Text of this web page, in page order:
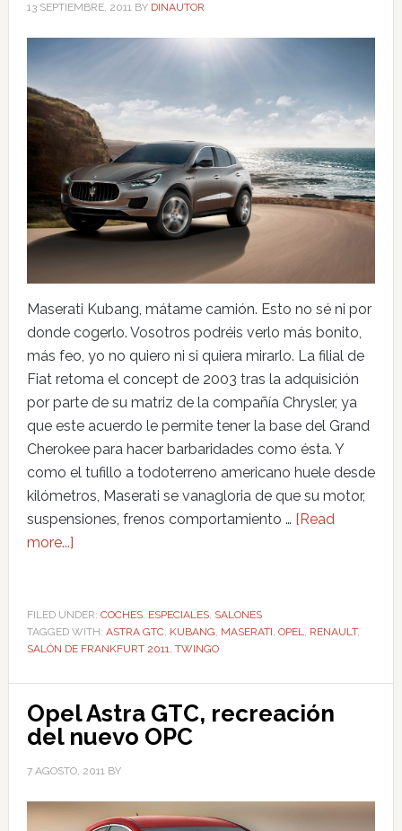
13 SEPTIEMBRE, 2011BY DINAUTOR
Maserati Kubang, mátame camión. Esto no sé ni por
donde cogerlo. Vosotros podréis verlo más bonito,
más feo, yo no quiero ni si quiera mirarlo. La filial de
Fiat retoma el concept de 2003 tras la adquisición
por parte de su matriz de la compañía Chrysler, ya
que este acuerdo le permite tener la base del Grand
Cherokee para hacer barbaridades como ésta. Y
como el tufillo a todoterreno americano huele desde
kilómetros, Maserati se vanagloria de que su motor,
suspensiones, frenos comportamiento … [Read
more...]
FILED UNDER: COCHES, ESPECIALES, SALONES
TAGGED WITH: ASTRA GTC, KUBANG, MASERATI, OPEL, RENAULT,
SALÓN DE FRANKFURT 2011, TWINGO
Opel Astra GTC, recreación
del nuevo OPC
7 AGOSTO, 2011BY